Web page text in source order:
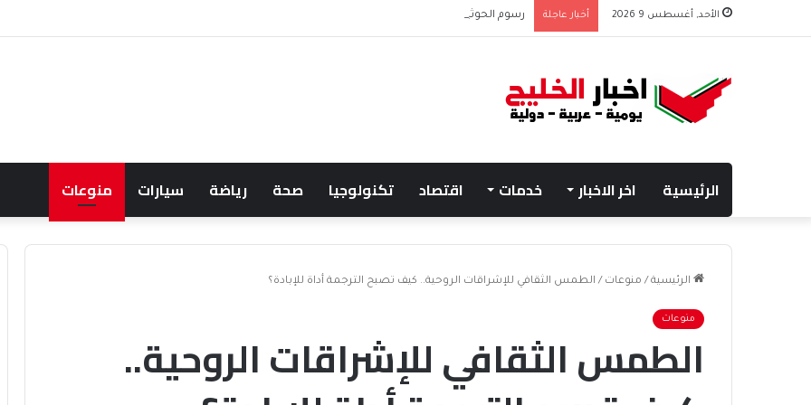
الأحد, أغسطس 9 2026 أخبار عاجلة رسوم الحوثيين على باب المندب تعيد حسابات مخاطر الملاحة
الرئيسية اخر الاخبار خدمات اقتصاد تكنولوجيا صحة رياضة سيارات منوعات
الرئيسية / منوعات / الطمس الثقافي للإشراقات الروحية.. كيف تصبح الترجمة أداة للإبادة؟
منوعات
الطمس الثقافي للإشراقات الروحية..